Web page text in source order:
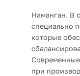
Наманган. В
специально
которые
при